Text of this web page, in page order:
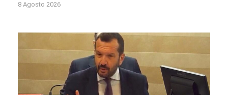
8 Agosto 2026